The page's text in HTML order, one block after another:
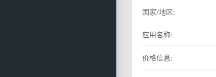
国家/地区:
应用名称:
价格信息: